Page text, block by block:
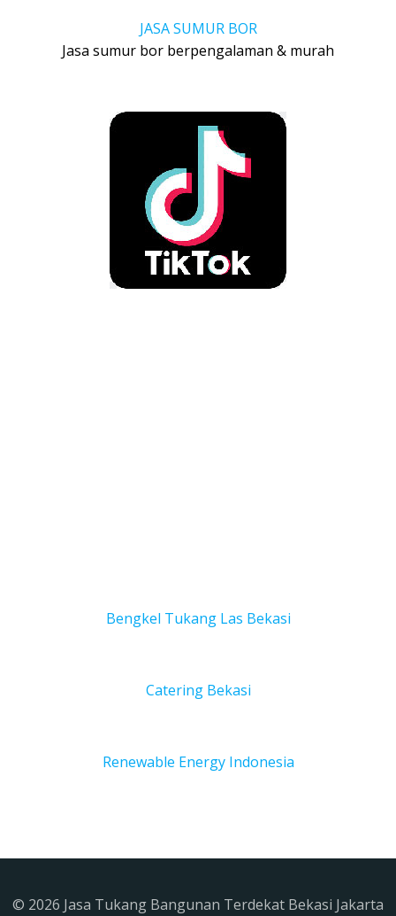
JASA SUMUR BOR
Jasa sumur bor berpengalaman & murah
Bengkel Tukang Las Bekasi
Catering Bekasi
Renewable Energy Indonesia
© 2026 Jasa Tukang Bangunan Terdekat Bekasi Jakarta